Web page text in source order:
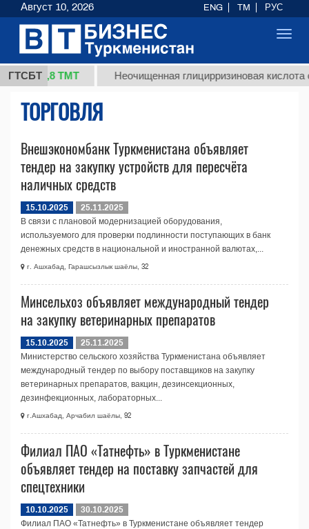
ГТСБТ
37,8 ТМТ Неочищенная глицирризиновая кислота
ТОРГОВЛЯ
Внешэкономбанк Туркменистана объявляет
тендер на закупку устройств для пересчёта
наличных средств
15.10.2025
25.11.2025
В связи с плановой модернизацией оборудования,
используемого для проверки подлинности поступающих в банк
денежных средств в национальной и иностранной валютах,...
г. Ашхабад, Гарашсызлык шаёлы, 32
Минсельхоз объявляет международный тендер
на закупку ветеринарных препаратов
15.10.2025
25.11.2025
Министерство сельского хозяйства Туркменистана объявляет
международный тендер по выбору поставщиков на закупку
ветеринарных препаратов, вакцин, дезинсекционных,
дезинфекционных, лабораторных...
г.Ашхабад, Арчабил шаёлы, 92
Филиал ПАО «Татнефть» в Туркменистане
объявляет тендер на поставку запчастей для
спецтехники
10.10.2025
30.10.2025
Филиал ПАО «Татнефть» в Туркменистане объявляет тендер
Август 10, 2026 ENG TM РУС